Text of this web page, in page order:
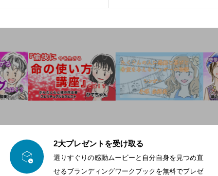

2大プレゼントを受け取る
選りすぐりの感動ムービーと自分自身を見つめ直
せるブランディングワークブックを無料でプレゼ